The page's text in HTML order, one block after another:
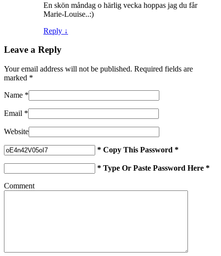
En skön måndag o härlig vecka hoppas jag du får
Marie-Louise..:)
Reply ↓
Leave a Reply
Your email address will not be published. Required fields are
marked *
Name *
Email *
Website
* Copy This Password *
* Type Or Paste Password Here *
Comment